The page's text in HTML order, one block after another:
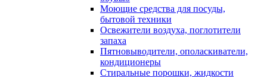
Моющие средства для посуды,
бытовой техники
Освежители воздуха, поглотители
запаха
Пятновыводители, ополаскиватели,
кондиционеры
Стиральные порошки, жидкости